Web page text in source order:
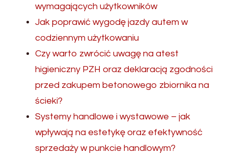
wymagających użytkowników
Jak poprawić wygodę jazdy autem w
codziennym użytkowaniu
Czy warto zwrócić uwagę na atest
higieniczny PZH oraz deklaracją zgodności
przed zakupem betonowego zbiornika na
ścieki?
Systemy handlowe i wystawowe – jak
wpływają na estetykę oraz efektywność
sprzedaży w punkcie handlowym?